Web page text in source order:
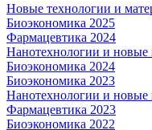
Новые технологии и
Биоэкономика 2025
Фармацевтика 2024
Нанотехнологии и новые
Биоэкономика 2024
Биоэкономика 2023
Нанотехнологии и новые
Фармацевтика 2023
Биоэкономика 2022